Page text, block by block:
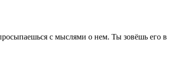
с мыслями о нем. Ты зовёшь его